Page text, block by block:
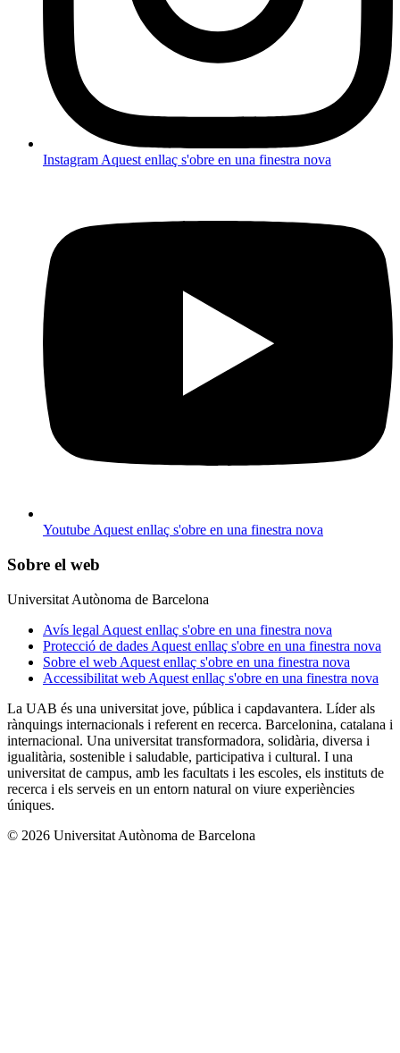
Instagram Aquest enllaç s'obre en una finestra nova
Youtube Aquest enllaç s'obre en una finestra nova
Sobre el web
Universitat Autònoma de Barcelona
Avís legal Aquest enllaç s'obre en una finestra nova
Protecció de dades Aquest enllaç s'obre en una finestra nova
Sobre el web Aquest enllaç s'obre en una finestra nova
Accessibilitat web Aquest enllaç s'obre en una finestra nova
La UAB és una universitat jove, pública i capdavantera. Líder als
rànquings internacionals i referent en recerca. Barcelonina, catalana i
internacional. Una universitat transformadora, solidària, diversa i
igualitària, sostenible i saludable, participativa i cultural. I una
universitat de campus, amb les facultats i les escoles, els instituts de
recerca i els serveis en un entorn natural on viure experiències
úniques.
© 2026 Universitat Autònoma de Barcelona